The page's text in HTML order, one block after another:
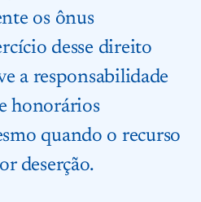
os ônus
desse direito
a responsabilidade
honorários
quando o recurso
deserção.